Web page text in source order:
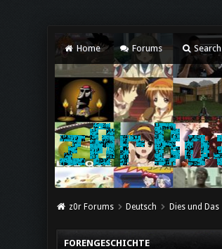
Home Forums Search
z0r Forums Deutsch Dies und Das
FORENGESCHICHTE